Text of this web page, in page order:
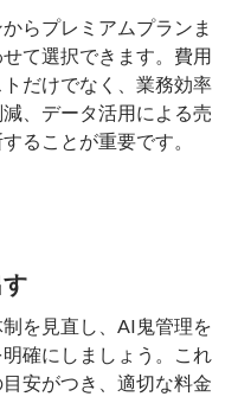
らプレミアムプランま
て選択できます。費用
だけでなく、業務効率
、データ活用による売
ることが重要です。
を見直し、AI鬼管理を
確にしましょう。これ
安がつき、適切な料金